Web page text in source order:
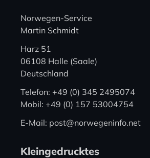
Norwegen-Service
Martin Schmidt
Harz 51
06108 Halle (Saale)
Deutschland
Telefon: +49 (0) 345 2495074
Mobil: +49 (0) 157 53004754
E-Mail: post@norwegeninfo.net
Kleingedrucktes